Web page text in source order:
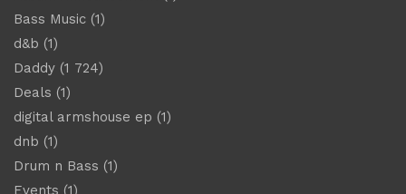
Bass Music (1)
d&b (1)
Daddy (1 724)
Deals (1)
digital armshouse ep (1)
dnb (1)
Drum n Bass (1)
Events (1)